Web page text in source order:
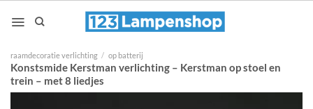
naar
raamdecoratie verlichting / op batterij
Konstsmide Kerstman verlichting – Kerstman op stoel en
trein – met 8 liedjes